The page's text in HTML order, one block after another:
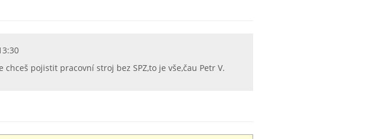
chceš pojistit pracovní stroj bez SPZ,to je vše,čau Petr V.